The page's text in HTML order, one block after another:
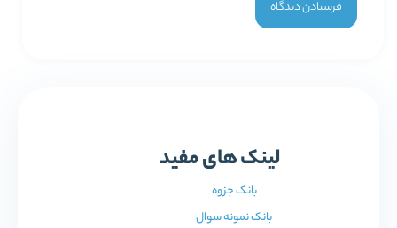
لینک های مفید
بانک جزوه
بانک نمونه سوال